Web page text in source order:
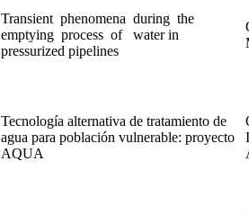
Transient phenomena during the
emptying process of water in
pressurized pipelines
Tecnología alternativa de tratamiento de
agua para población vulnerable: proyecto
AQUA